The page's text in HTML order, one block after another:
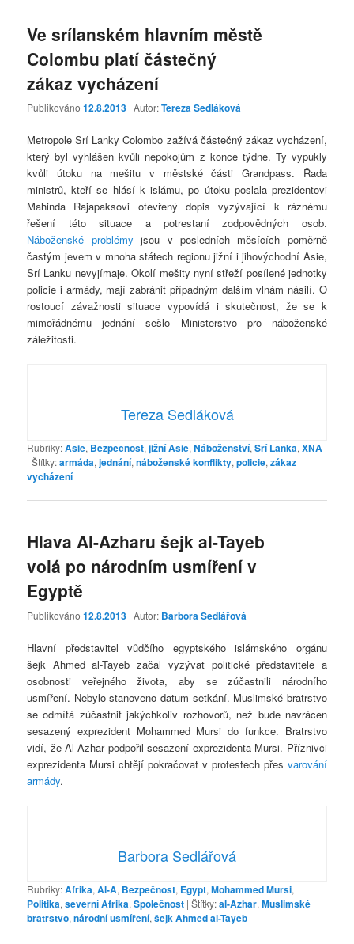
Ve srílanském hlavním městě
Colombu platí částečný
zákaz vycházení
Publikováno12.8.2013 | Autor:Tereza Sedláková
Metropole Srí Lanky Colombo zažívá částečný zákaz vycházení,
který byl vyhlášen kvůli nepokojům z konce týdne. Ty vypukly
kvůli útoku na mešitu v městské části Grandpass. Řada
ministrů, kteří se hlásí k islámu, po útoku poslala prezidentovi
Mahinda Rajapaksovi otevřený dopis vyzývající k ráznému
řešení této situace a potrestaní zodpovědných osob.
Náboženské problémy jsou v posledních měsících poměrně
častým jevem v mnoha státech regionu jižní i jihovýchodní Asie,
Srí Lanku nevyjímaje. Okolí mešity nyní střeží posílené jednotky
policie i armády, mají zabránit případným dalším vlnám násilí. O
rostoucí závažnosti situace vypovídá i skutečnost, že se k
mimořádnému jednání sešlo Ministerstvo pro náboženské
záležitosti.
Tereza Sedláková
Rubriky:Asie, Bezpečnost,jižní Asie,Náboženství,Srí Lanka,XNA
|Štítky:armáda,jednání,náboženské konflikty,policie,zákaz
vycházení
Hlava Al-Azharu šejk al-Tayeb
volá po národním usmíření v
Egyptě
Publikováno12.8.2013 | Autor: Barbora Sedlářová
Hlavní představitel vůdčího egyptského islámského orgánu
šejk Ahmed al-Tayeb začal vyzývat politické představitele a
osobnosti veřejného života, aby se zúčastnili národního
usmíření. Nebylo stanoveno datum setkání. Muslimské bratrstvo
se odmítá zúčastnit jakýchkoliv rozhovorů, než bude navrácen
sesazený exprezident Mohammed Mursi do funkce. Bratrstvo
vidí, že Al-Azhar podpořil sesazení exprezidenta Mursi. Příznivci
exprezidenta Mursi chtějí pokračovat v protestech přes varování
armády.
Barbora Sedlářová
Rubriky:Afrika,Al-A, Bezpečnost, Egypt,Mohammed Mursi,
Politika,severní Afrika,Společnost |Štítky:al-Azhar,Muslimské
bratrstvo,národní usmíření,šejk Ahmed al-Tayeb